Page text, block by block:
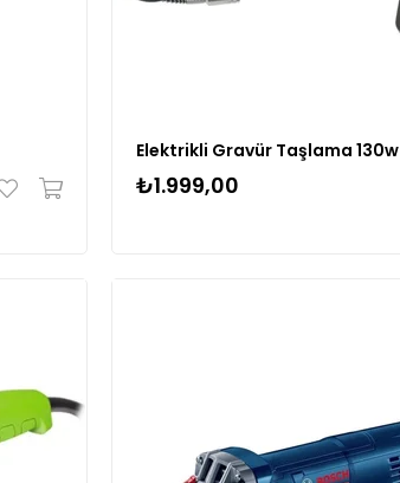
Elektrikli Gravür Taşlama 130w
₺1.999,00